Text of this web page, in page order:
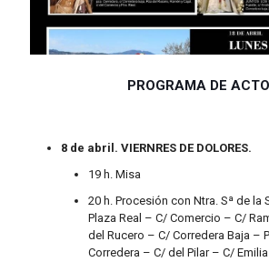
PROGRAMA DE
8 de abril. VIERNRES DE DOLORES.
19 h. Misa
20 h. Procesión con Ntra. Sª de la
Plaza Real – C/ Comercio – C/
del Rucero – C/ Corredera Baja –
Corredera – C/ del Pilar – C/